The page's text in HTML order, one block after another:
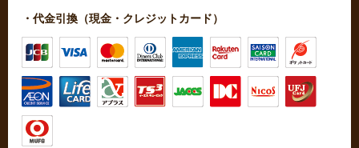
・代金引換（現金・クレジットカード）